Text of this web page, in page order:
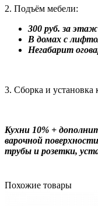
2. Подъём мебели:
300 руб. за этаж
В домах с
Негабарит
3. Сборка и установка
Кухни 10% +
варочной
трубы и розетки,
Похожие товары